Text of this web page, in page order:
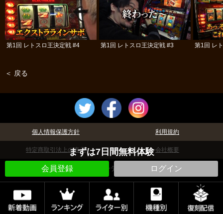
まずは7日間無料体験
会員登録 ログイン
第1回 レトスロ王決定戦 #4 第1回 レトスロ王決定戦 #3 第1回 レ
＜ 戻る
個人情報保護方針 利用規約
特定商取引法上の表示 会社概要
©パチテレ！